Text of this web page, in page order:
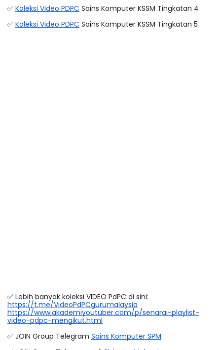
✅ Koleksi Video PDPC Sains Komputer KSSM Tingkatan 4
✅ Koleksi Video PDPC Sains Komputer KSSM Tingkatan 5
✅ Lebih banyak koleksi VIDEO PdPC di sini:
https://t.me/VideoPdPCgurumalaysia
https://www.akademiyoutuber.com/p/senarai-playlist-
video-pdpc-mengikut.html
✅ JOIN Group Telegram Sains Komputer SPM